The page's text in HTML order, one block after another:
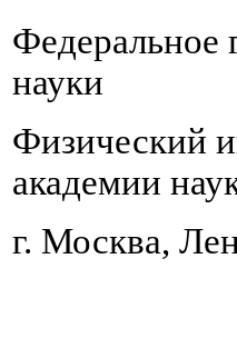
Федеральное
науки
Физический
академии
г. Москва,